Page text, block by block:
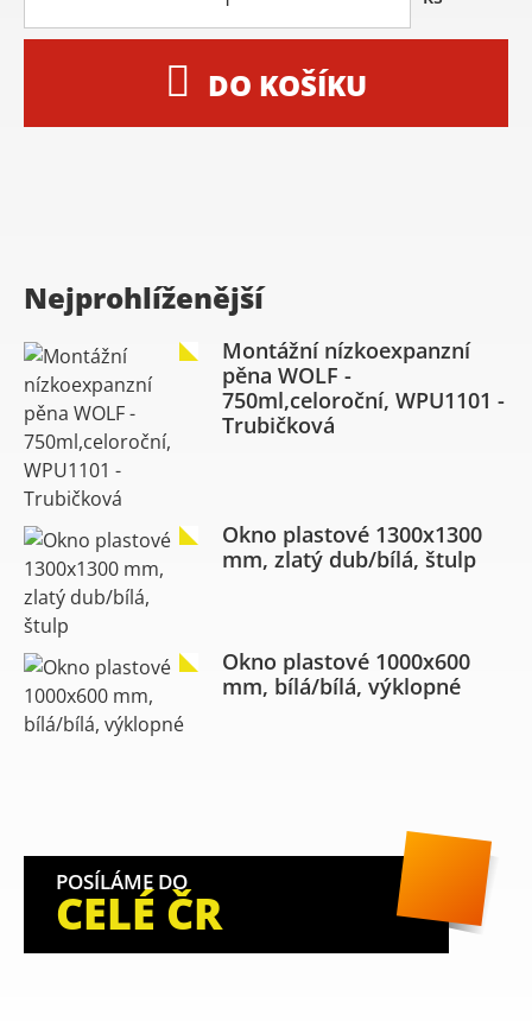
DO KOŠÍKU
Nejprohlíženější
Montážní nízkoexpanzní
pěna WOLF -
750ml,celoroční, WPU1101 -
Trubičková
Okno plastové 1300x1300
mm, zlatý dub/bílá, štulp
Okno plastové 1000x600
mm, bílá/bílá, výklopné
POSÍLÁME DO
CELÉ ČR